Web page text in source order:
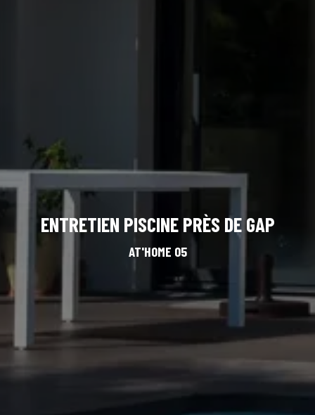
ENTRETIEN PISCINE PRÈS DE GAP
AT'HOME 05